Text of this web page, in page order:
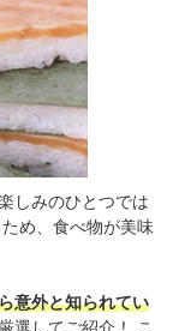
しみのひとつでは
め、食べ物が美味
意外と知られてい